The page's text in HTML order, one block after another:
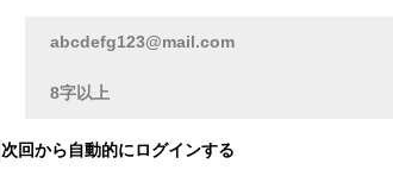
次回から自動的にログインする